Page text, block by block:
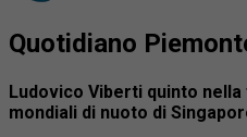
Quotidiano
Ludovico Viberti quinto
mondiali di nuoto di